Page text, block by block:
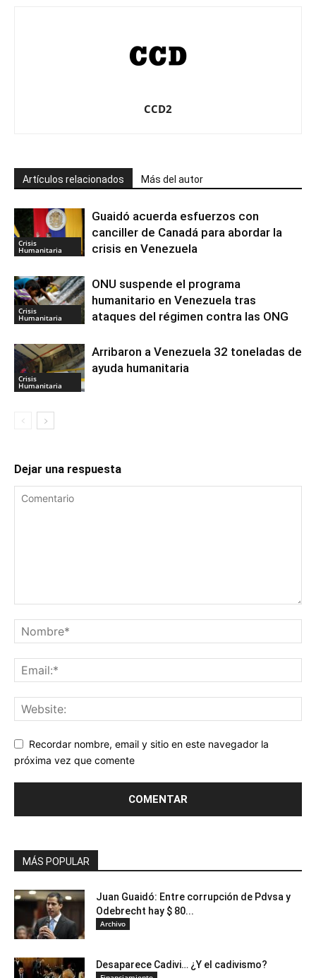
CCD2
Artículos relacionados Más del autor
Crisis
Humanitaria
Guaidó acuerda esfuerzos con
canciller de Canadá para abordar la
crisis en Venezuela
Crisis
Humanitaria
ONU suspende el programa
humanitario en Venezuela tras
ataques del régimen contra las ONG
Crisis
Humanitaria
Arribaron a Venezuela 32 toneladas de
ayuda humanitaria
Dejar una respuesta
Recordar nombre, email y sitio en este navegador la
próxima vez que comente
MÁS POPULAR
Juan Guaidó: Entre corrupción de Pdvsa y
Odebrecht hay $ 80...
Archivo
Desaparece Cadivi… ¿Y el cadivismo?